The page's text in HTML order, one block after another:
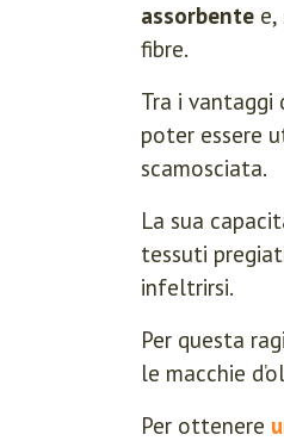
assorbente
fibre.
Tra i vantaggi
poter essere
scamosciata.
La sua
tessuti
infeltrirsi.
Per questa
le macchie
Per ottenere